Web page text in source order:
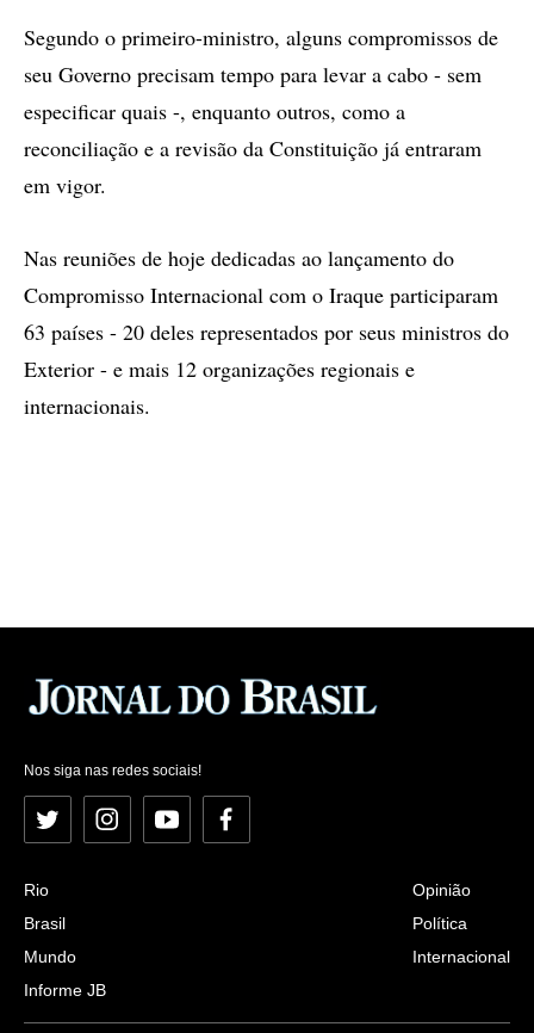
Segundo o primeiro-ministro, alguns compromissos de
seu Governo precisam tempo para levar a cabo - sem
especificar quais -, enquanto outros, como a
reconciliação e a revisão da Constituição já entraram
em vigor.
Nas reuniões de hoje dedicadas ao lançamento do
Compromisso Internacional com o Iraque participaram
63 países - 20 deles representados por seus ministros do
Exterior - e mais 12 organizações regionais e
internacionais.
Nos siga nas redes sociais!
Twitter InstagramYouTubeFacebook
Rio
Brasil
Mundo
Informe JB
Opinião
Política
Internacional